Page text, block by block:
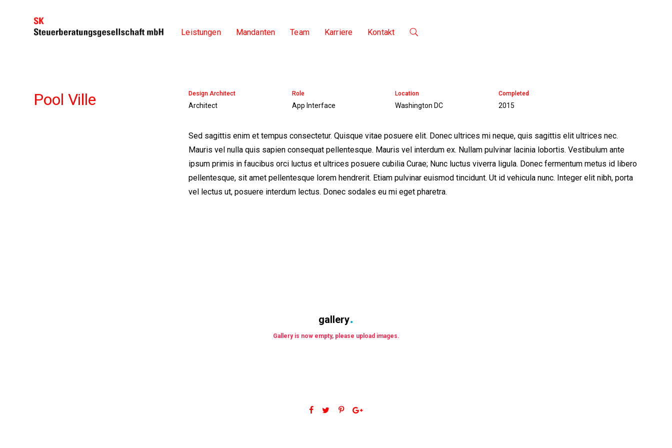
Leistungen Mandanten Team Karriere Kontakt
Pool Ville Design Architect
Architect
Role
App Interface
Location
Washington DC
Completed
2015
Sed sagittis enim et tempus consectetur. Quisque vitae posuere elit. Donec ultrices mi neque, quis sagittis elit ultrices nec.
Mauris vel nulla quis sapien consequat pellentesque. Mauris vel interdum ex. Nullam pulvinar lacinia lobortis. Vestibulum ante
ipsum primis in faucibus orci luctus et ultrices posuere cubilia Curae; Nunc luctus viverra ligula. Donec fermentum metus id libero
pellentesque, sit amet pellentesque lorem hendrerit. Etiam pulvinar euismod tincidunt. Ut id vehicula nunc. Integer elit nibh, porta
vel lectus ut, posuere interdum lectus. Donec sodales eu mi eget pharetra.
gallery
Gallery is now empty, please upload images.